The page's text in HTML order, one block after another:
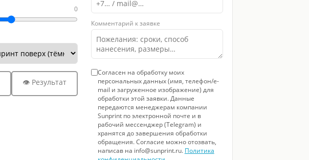
0
👁 Результат
Комментарий к заявке
Согласен на обработку моих
персональных данных (имя, телефон/e-
mail и загруженное изображение) для
обработки этой заявки. Данные
передаются менеджерам компании
Sunprint по электронной почте и в
рабочий мессенджер (Telegram) и
хранятся до завершения обработки
обращения. Согласие можно отозвать,
написав на info@sunprint.ru. Политика